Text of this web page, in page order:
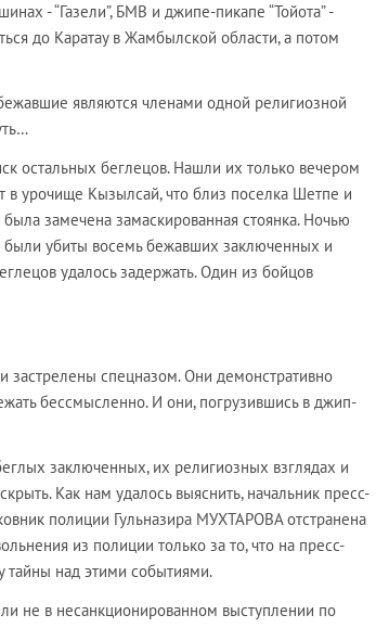
- “Газели”, БМВ и джипе-пикапе “Тойота” -
до Каратау в Жамбылской области, а потом
являются членами одной религиозной
остальных беглецов. Нашли их только вечером
в урочище Кызылсай, что близ поселка Шетпе и
замечена замаскированная стоянка. Ночью
были убиты восемь бежавших заключенных и
удалось задержать. Один из бойцов
спецназом. Они демонстративно
бессмысленно. И они, погрузившись в джип-
заключенных, их религиозных взглядах и
Как нам удалось выяснить, начальник пресс-
полиции Гульназира МУХТАРОВА отстранена
из полиции только за то, что на пресс-
тайны над этими событиями.
не в несанкционированном выступлении по